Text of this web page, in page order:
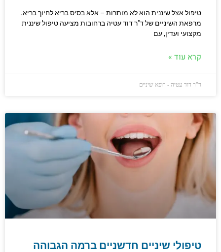
טיפול אצל שיננית הוא לא מותרות – אלא בסיס בריא לחיוך בריא.
מרפאת השיניים של ד"ר דוד עטיה ברחובות מציעה טיפול שיננית
מקצועי ועדין, עם
קרא עוד »
ד"ר דוד עטיה - רופא שיניים
טיפולי שיניים חדשניים ברמה הגבוהה